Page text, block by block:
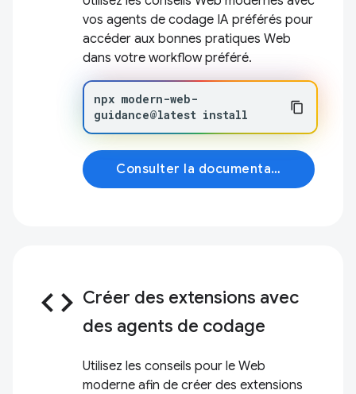
vos agents de codage IA préférés pour
accéder aux bonnes pratiques Web
dans votre workflow préféré.
npx modern-web-
guidance@latest install
Consulter la documentation
code Créer des extensions avec
des agents de codage
Utilisez les conseils pour le Web
moderne afin de créer des extensions